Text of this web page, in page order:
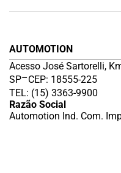
AUTOMOTION
Acesso José Sartorelli,
SP–CEP: 18555-225
TEL: (15) 3363-9900
Razão Social
Automotion Ind. Com.